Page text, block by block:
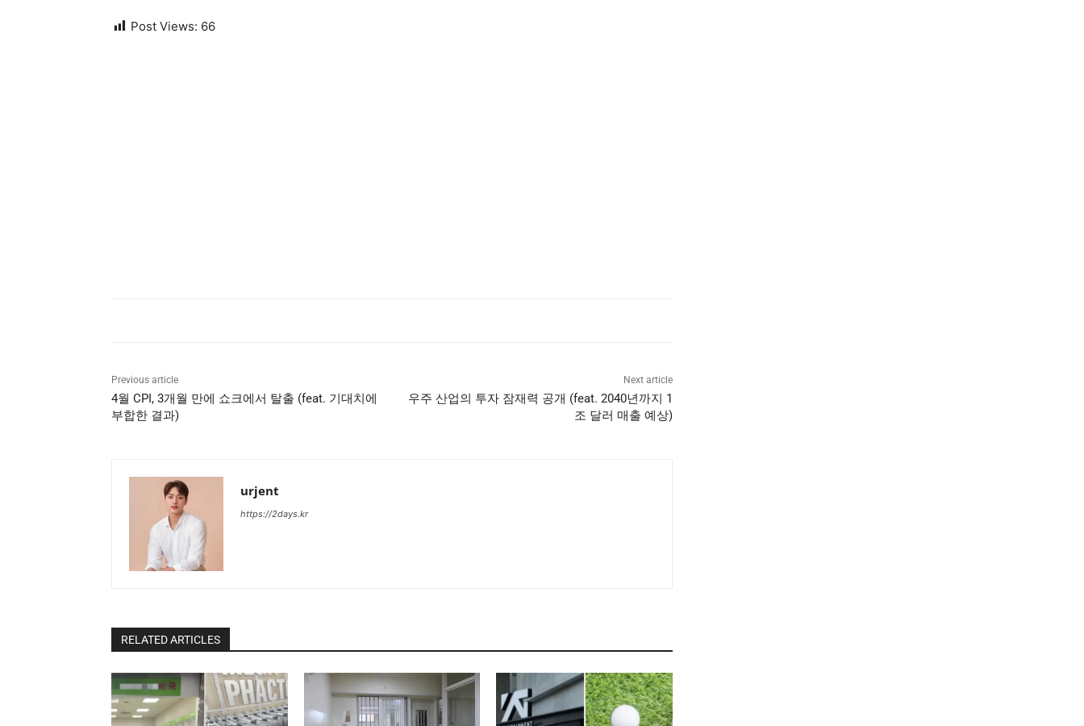
Post Views: 66
Previous article
4월 CPI, 3개월 만에 쇼크에서 탈출 (feat. 기대치에
부합한 결과)
Next article
우주 산업의 투자 잠재력 공개 (feat. 2040년까지 1
조 달러 매출 예상)
urjent
https://2days.kr
RELATED ARTICLES